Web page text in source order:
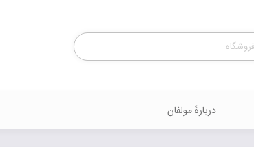
Products
search
دربارۀ مولفان